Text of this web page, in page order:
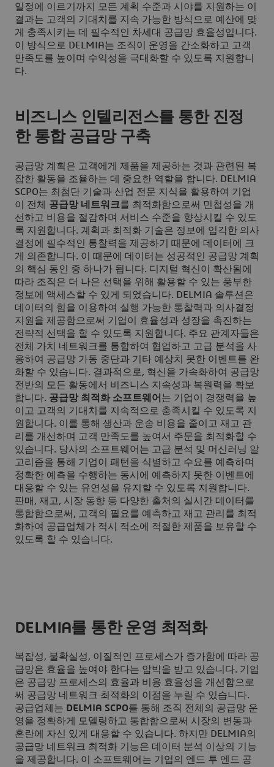
일정에 이르기까지 모든 계획 수준과 시야를 지원하는 이
결과는 고객의 기대치를 지속 가능한 방식으로 예산에 맞
게 충족시키는 데 필수적인 차세대 공급망 효율성입니다.
이 방식으로 DELMIA는 조직이 운영을 간소화하고 고객
만족도를 높이며 수익성을 극대화할 수 있도록 지원합니
다.
비즈니스 인텔리전스를 통한 진정
한 통합 공급망 구축
공급망 계획은 고객에게 제품을 제공하는 것과 관련된 복
잡한 활동을 조율하는 데 중요한 역할을 합니다. DELMIA
SCPO는 최첨단 기술과 산업 전문 지식을 활용하여 기업
이 전체 공급망 네트워크를 최적화함으로써 민첩성을 개
선하고 비용을 절감하며 서비스 수준을 향상시킬 수 있도
록 지원합니다. 계획과 최적화 기술은 정보에 입각한 의사
결정에 필수적인 통찰력을 제공하기 때문에 데이터에 크
게 의존합니다. 이 때문에 데이터는 성공적인 공급망 계획
의 핵심 동인 중 하나가 됩니다. 디지털 혁신이 확산됨에
따라 조직은 더 나은 선택을 위해 활용할 수 있는 풍부한
정보에 액세스할 수 있게 되었습니다. DELMIA 솔루션은
데이터의 힘을 이용하여 실행 가능한 통찰력과 의사결정
지원을 제공함으로써 기업이 효율성과 성장을 촉진하는
전략적 선택을 할 수 있도록 지원합니다. 주요 관계자들은
전체 가치 네트워크를 통합하여 협업하고 고급 분석을 사
용하여 공급망 가동 중단과 기타 예상치 못한 이벤트를 완
화할 수 있습니다. 결과적으로, 혁신을 가속화하여 공급망
전반의 모든 활동에서 비즈니스 지속성과 복원력을 확보
합니다. 공급망 최적화 소프트웨어 는 기업이 경쟁력을 높
이고 고객의 기대치를 지속적으로 충족시킬 수 있도록 지
원합니다. 이를 통해 생산과 운송 비용을 줄이고 재고 관
리를 개선하며 고객 만족도를 높여서 주문을 최적화할 수
있습니다. 당사의 소프트웨어는 고급 분석 및 머신러닝 알
고리즘을 통해 기업이 패턴을 식별하고 수요를 예측하며
정확한 예측을 수행하는 동시에 예측하지 못한 이벤트에
대응할 수 있는 유연성을 유지할 수 있도록 지원합니다.
판매, 재고, 시장 동향 등 다양한 출처의 실시간 데이터를
통합함으로써, 고객의 필요를 예측하고 재고 관리를 최적
화하여 공급업체가 적시 적소에 적절한 제품을 보유할 수
있도록 할 수 있습니다.
DELMIA를 통한 운영 최적화
복잡성, 불확실성, 이질적인 프로세스가 증가함에 따라 공
급망은 효율을 높여야 한다는 압박을 받고 있습니다. 기업
은 공급망 프로세스의 효율과 비용 효율성을 개선함으로
써 공급망 네트워크 최적화의 이점을 누릴 수 있습니다.
공급업체는 DELMIA SCPO를 통해 조직 전체의 공급망 운
영을 정확하게 모델링하고 통합함으로써 시장의 변동과
혼란에 자신 있게 대응할 수 있습니다. 하지만 DELMIA의
공급망 네트워크 최적화 기능은 데이터 분석 이상의 기능
을 제공합니다. 이 소프트웨어는 기업의 엔드 투 엔드 공